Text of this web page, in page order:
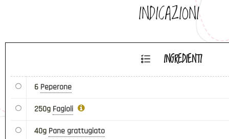
INDICAZIONI
INGREDIENTI
6 Peperone
250g Fagioli
40g Pane grattugiato